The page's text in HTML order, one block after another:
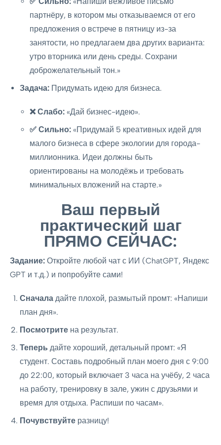
партнёру, в котором мы отказываемся от его
предложения о встрече в пятницу из-за
занятости, но предлагаем два других варианта:
утро вторника или день среды. Сохрани
доброжелательный тон.»
Задача: Придумать идею для бизнеса.
❌ Слабо: «Дай бизнес-идею».
✅ Сильно: «Придумай 5 креативных идей для
малого бизнеса в сфере экологии для города-
миллионника. Идеи должны быть
ориентированы на молодёжь и требовать
минимальных вложений на старте.»
Ваш первый
практический шаг
ПРЯМО СЕЙЧАС:
Задание: Откройте любой чат с ИИ (ChatGPT, Яндекс
GPT и т.д.) и попробуйте сами!
Сначала дайте плохой, размытый промт: «Напиши
план дня».
Посмотрите на результат.
Теперь дайте хороший, детальный промт: «Я
студент. Составь подробный план моего дня с 9:00
до 22:00, который включает 3 часа на учёбу, 2 часа
на работу, тренировку в зале, ужин с друзьями и
время для отдыха. Распиши по часам».
Почувствуйте разницу!